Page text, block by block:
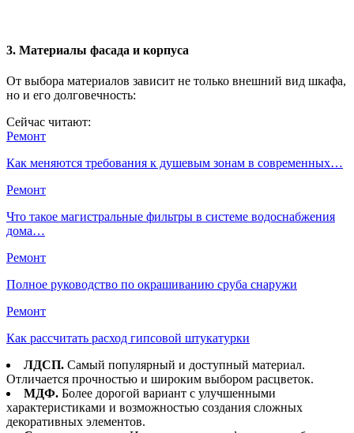
3. Материалы фасада и корпуса
От выбора материалов зависит не только внешний вид шкафа,
но и его долговечность:
Сейчас читают:
Ремонт
Как меняются требования к душевым зонам в современных…
Ремонт
Что такое магистральные фильтры в системе водоснабжения
дома…
Ремонт
Полное руководство по окрашиванию сруба снаружи
Ремонт
Как рассчитать расход гипсовой штукатурки
ЛДСП. Самый популярный и доступный материал.
Отличается прочностью и широким выбором расцветок.
МДФ. Более дорогой вариант с улучшенными
характеристиками и возможностью создания сложных
декоративных элементов.